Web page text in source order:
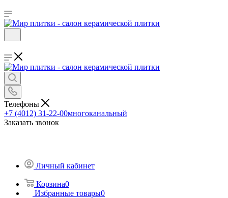
Телефоны
+7 (4012) 31-22-00многоканальный
Заказать звонок
Личный кабинет
Корзина0
Избранные товары0